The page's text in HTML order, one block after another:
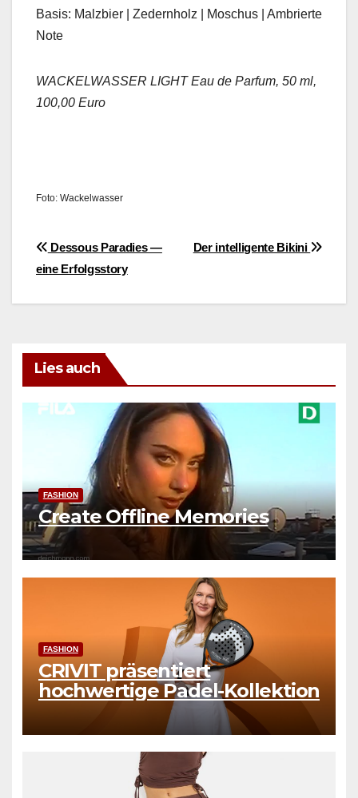
Basis: Malz­bier | Zed­ern­holz | Moschus | Ambri­erte
Note
WACKELWASSER LIGHT Eau de Par­fum, 50 ml,
100,00 Euro
Foto: Wack­el­wass­er
Beitragsnavigation
Der intelligente Bikini
Dessous Paradies —
eine Erfolgsstory
Lies auch
FASHION
Create Offline Memories
FASHION
CRIVIT präsentiert
hochwertige Padel-Kollektion